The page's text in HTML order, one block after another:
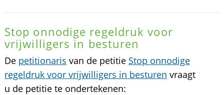
Stop onnodige regeldruk voor
vrijwilligers in besturen
De petitionaris van de petitie Stop onnodige
regeldruk voor vrijwilligers in besturen vraagt
u de petitie te ondertekenen: